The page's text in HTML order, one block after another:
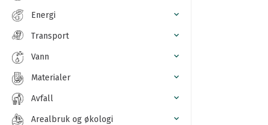
Energi
Transport
Vann
Materialer
Avfall
Arealbruk og økologi